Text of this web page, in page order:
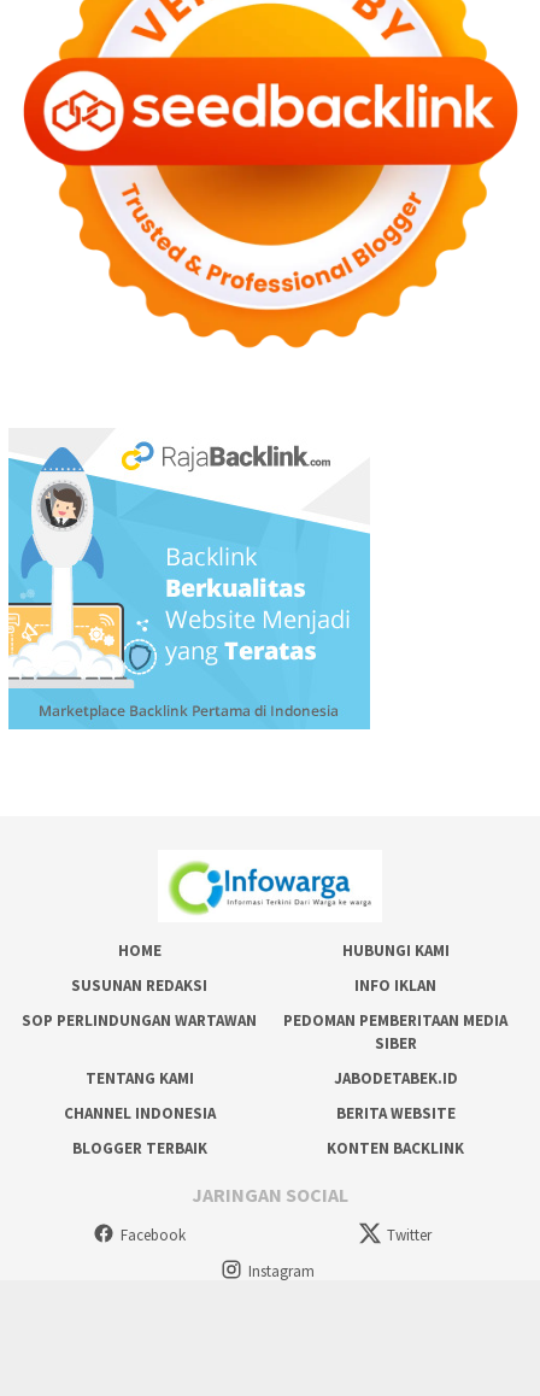
HOME
HUBUNGI KAMI
SUSUNAN REDAKSI
INFO IKLAN
SOP PERLINDUNGAN WARTAWAN
PEDOMAN PEMBERITAAN MEDIA
SIBER
TENTANG KAMI
JABODETABEK.ID
CHANNEL INDONESIA
BERITA WEBSITE
BLOGGER TERBAIK
KONTEN BACKLINK
JARINGAN SOCIAL
Facebook
Twitter
Instagram